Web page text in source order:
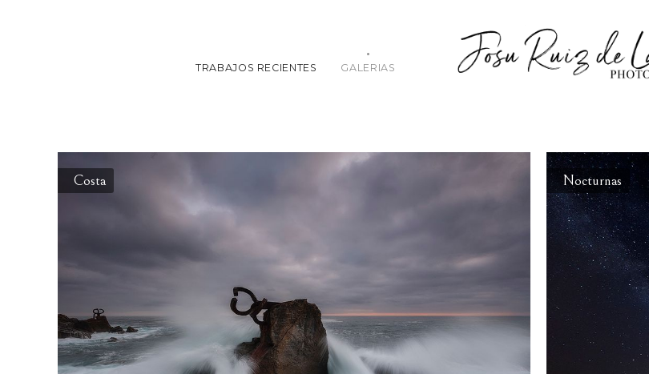
TRABAJOS RECIENTES GALERIAS
Costa Nocturnas